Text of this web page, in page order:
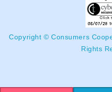
Copyright © Consumers
Rights